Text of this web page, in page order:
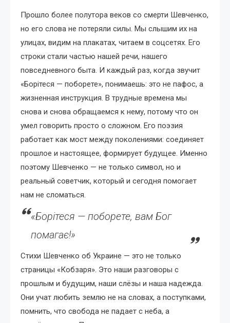
Прошло более полутора веков со смерти Шевченко,
но его слова не потеряли силы. Мы слышим их на
улицах, видим на плакатах, читаем в соцсетях. Его
строки стали частью нашей речи, нашего
повседневного быта. И каждый раз, когда звучит
«Борітеся — поборете», понимаешь: это не пафос, а
жизненная инструкция. В трудные времена мы
снова и снова обращаемся к нему, потому что он
умел говорить просто о сложном. Его поэзия
работает как мост между поколениями: соединяет
прошлое и настоящее, формирует будущее. Именно
поэтому Шевченко — не только символ, но и
реальный советчик, который и сегодня помогает
нам не сломаться.
«Борітеся — поборете, вам Бог
помагає!»
Стихи Шевченко об Украине — это не только
страницы «Кобзаря». Это наши разговоры с
прошлым и будущим, наши слёзы и наша надежда.
Они учат любить землю не на словах, а поступками,
помнить, что свобода не падает с неба, а